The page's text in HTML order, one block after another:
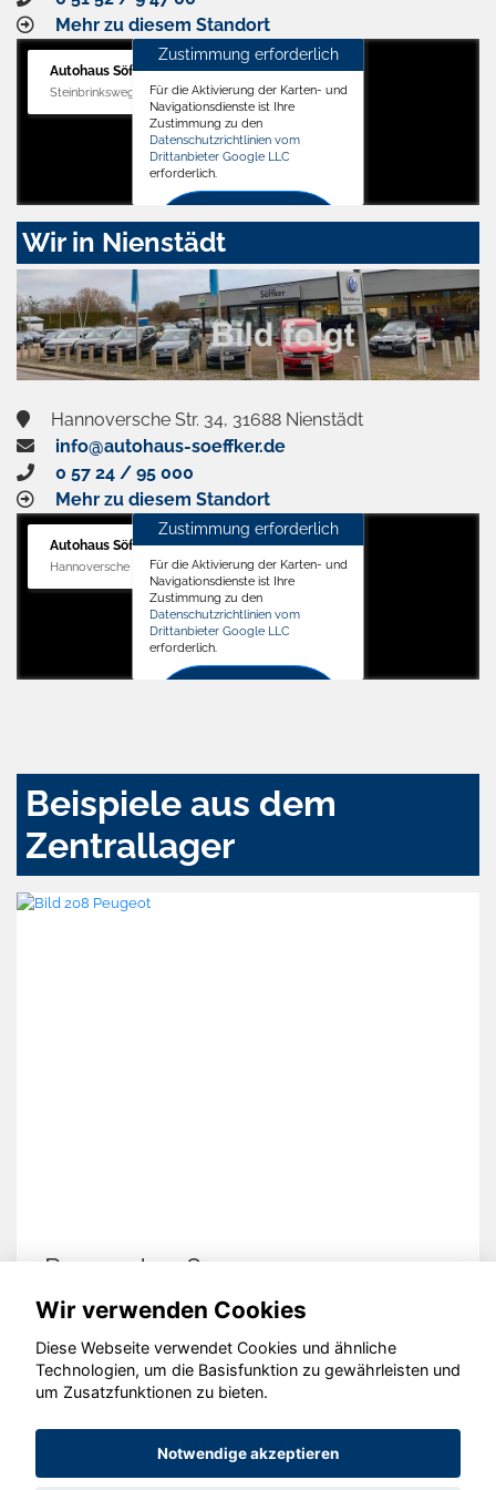
Mehr zu diesem Standort
Autohaus Söffker GmbH
Steinbrinksweg 12, 31840 Hessisch Oldendorf
Zustimmung erforderlich
Für die Aktivierung der Karten- und
Navigationsdienste ist Ihre
Zustimmung zu den
Datenschutzrichtlinien vom
Drittanbieter Google LLC
erforderlich.
Zustimmen
aktivieren
Wir in Nienstädt
Hannoversche Str. 34, 31688 Nienstädt
info@autohaus-soeffker.de
0 57 24 / 95 000
Mehr zu diesem Standort
Autohaus Söffker GmbH
Hannoversche Str. 34, 31688 Nienstädt
Zustimmung erforderlich
Für die Aktivierung der Karten- und
Navigationsdienste ist Ihre
Zustimmung zu den
Datenschutzrichtlinien vom
Drittanbieter Google LLC
erforderlich.
Beispiele aus dem
Zentrallager
Peugeot 208
© konjunkturmotor.de GmbH 2020 - 2026
Wir verwenden Cookies
Diese Webseite verwendet Cookies und ähnliche
Technologien, um die Basisfunktion zu gewährleisten und
um Zusatzfunktionen zu bieten.
Notwendige akzeptieren